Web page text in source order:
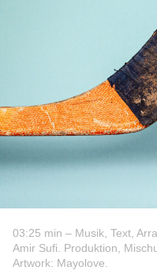
03:25 min – Musik, Text,
Amir Sufi. Produktion,
Artwork: Mayolove.